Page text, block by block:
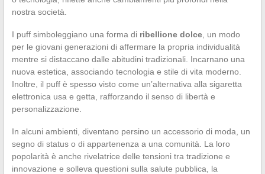
nostra società.
I puff simboleggiano una forma di ribellione dolce, un modo
per le giovani generazioni di affermare la propria individualità
mentre si distaccano dalle abitudini tradizionali. Incarnano una
nuova estetica, associando tecnologia e stile di vita moderno.
Inoltre, il puff è spesso visto come un’alternativa alla sigaretta
elettronica usa e getta, rafforzando il senso di libertà e
personalizzazione.
In alcuni ambienti, diventano persino un accessorio di moda, un
segno di status o di appartenenza a una comunità. La loro
popolarità è anche rivelatrice delle tensioni tra tradizione e
innovazione e solleva questioni sulla salute pubblica, la